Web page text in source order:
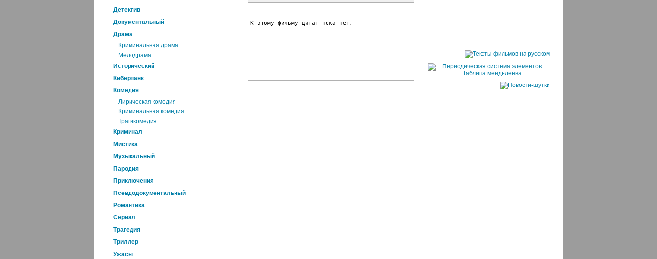
Детектив
Документальный
Драма
Криминальная драма
Мелодрама
Исторический
Киберпанк
Комедия
Лирическая комедия
Криминальная комедия
Трагикомедия
Криминал
Мистика
Музыкальный
Пародия
Приключения
Псевдодокументальный
Романтика
Cериал
Трагедия
Триллер
Ужасы
К этому фильму цитат пока нет.